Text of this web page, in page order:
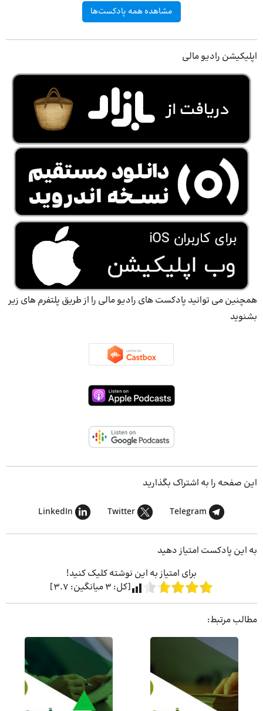
مشاهده همه پادکست‌ها
اپلیکیشن رادیو مالی
همچنین می توانید پادکست های رادیو مالی را از طریق پلتفرم های زیر
بشنوید
این صفحه را به اشتراک بگذارید
Telegram
Twitter
LinkedIn
به این پادکست امتیاز دهید
برای امتیاز به این نوشته کلیک کنید!
[کل: 3میانگین: 3.7
]
مطالب مرتبط: